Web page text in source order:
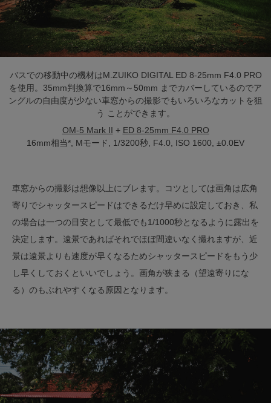
バスでの移動中の機材はM.ZUIKO DIGITAL ED 8-25mm F4.0 PRO
を使用。35mm判換算で16mm～50mm までカバーしているのでア
ングルの自由度が少ない車窓からの撮影でもいろいろなカットを狙
う ことができます。
OM-5 Mark II + ED 8-25mm F4.0 PRO
16mm相当*, Mモード, 1/3200秒, F4.0, ISO 1600, ±0.0EV
車窓からの撮影は想像以上にブレます。コツとしては画角は広角
寄りでシャッタースピードはできるだけ早めに設定しておき、私
の場合は一つの目安として最低でも1/1000秒となるように露出を
決定します。遠景であればそれでほぼ間違いなく撮れますが、近
景は遠景よりも速度が早くなるためシャッタースピードをもう少
し早くしておくといいでしょう。画角が狭まる（望遠寄りにな
る）のもぶれやすくなる原因となります。